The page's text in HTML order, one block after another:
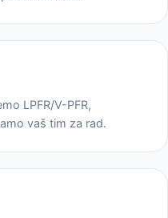
LPFR/V-PFR,
vaš tim za rad.